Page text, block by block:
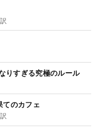
すぎる究極のルール
てのカフェ